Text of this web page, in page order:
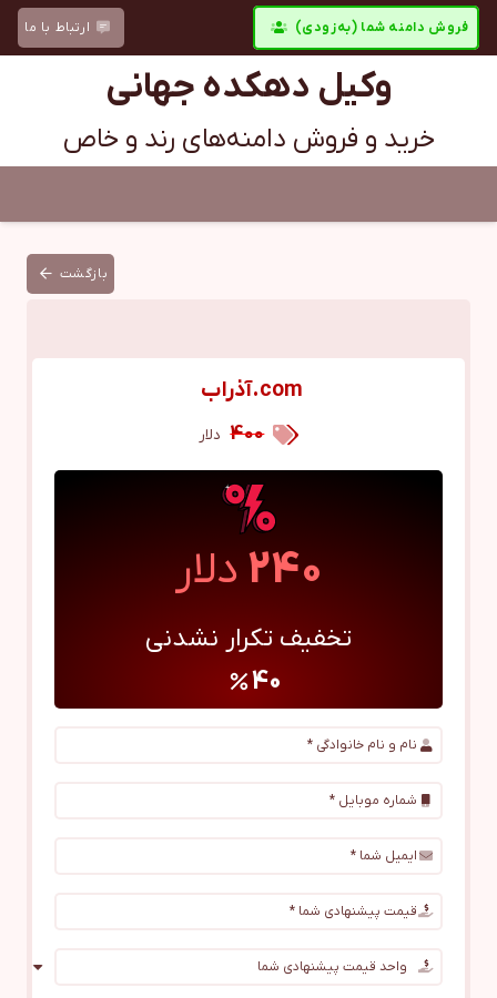
فروش دامنه شما (به‌زودی) ارتباط با ما
وکیل دهکده جهانی
خرید و فروش دامنه‌های رند و خاص
بازگشت
com.آذراب
400 دلار
240دلار
تخفیف تکرار نشدنی
40
percent
نام و نام خانوادگی *
شماره موبایل *
ایمیل شما *
قیمت پیشنهادی شما *